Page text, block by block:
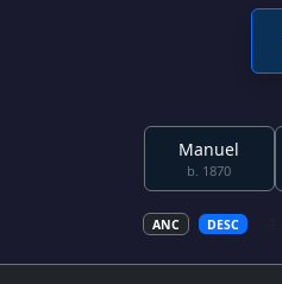
Manuel
b. 1870
ANC DESC